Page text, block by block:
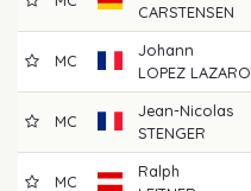
CARSTENSEN
MC
Johann
LOPEZ LAZARO
MC
Jean-Nicolas
STENGER
MC
Ralph